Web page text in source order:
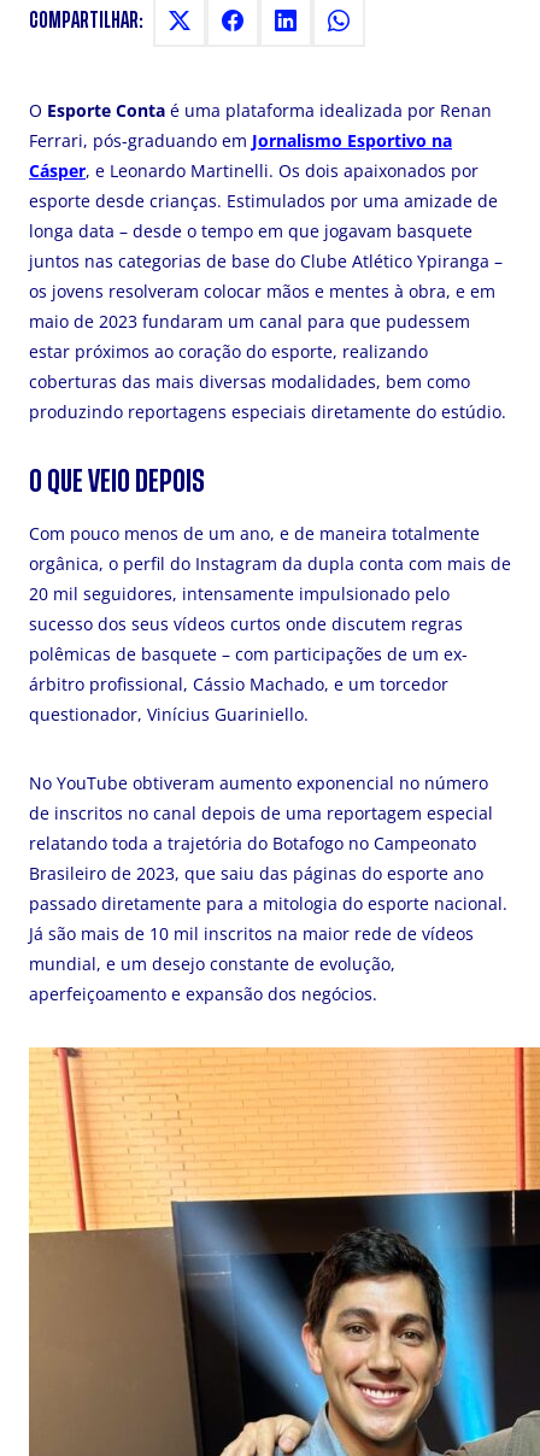
COMPARTILHAR:
O Esporte Conta é uma plataforma idealizada por Renan
Ferrari, pós-graduando em Jornalismo Esportivo na
Cásper, e Leonardo Martinelli. Os dois apaixonados por
esporte desde crianças. Estimulados por uma amizade de
longa data – desde o tempo em que jogavam basquete
juntos nas categorias de base do Clube Atlético Ypiranga –
os jovens resolveram colocar mãos e mentes à obra, e em
maio de 2023 fundaram um canal para que pudessem
estar próximos ao coração do esporte, realizando
coberturas das mais diversas modalidades, bem como
produzindo reportagens especiais diretamente do estúdio.
O QUE VEIO DEPOIS
Com pouco menos de um ano, e de maneira totalmente
orgânica, o perfil do Instagram da dupla conta com mais de
20 mil seguidores, intensamente impulsionado pelo
sucesso dos seus vídeos curtos onde discutem regras
polêmicas de basquete – com participações de um ex-
árbitro profissional, Cássio Machado, e um torcedor
questionador, Vinícius Guariniello.
No YouTube obtiveram aumento exponencial no número
de inscritos no canal depois de uma reportagem especial
relatando toda a trajetória do Botafogo no Campeonato
Brasileiro de 2023, que saiu das páginas do esporte ano
passado diretamente para a mitologia do esporte nacional.
Já são mais de 10 mil inscritos na maior rede de vídeos
mundial, e um desejo constante de evolução,
aperfeiçoamento e expansão dos negócios.